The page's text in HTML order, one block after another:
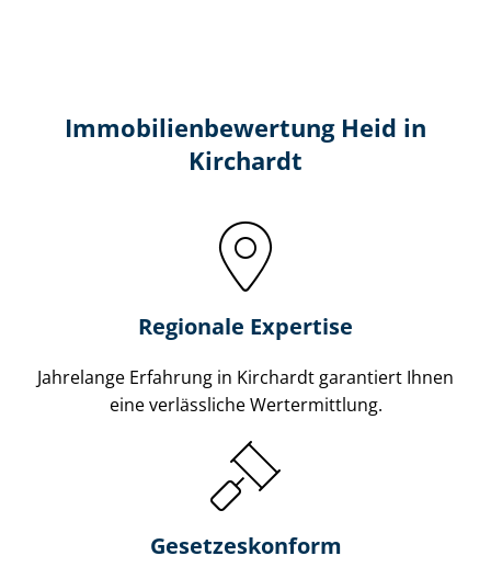
Immobilien­bewertung Heid in
Kirchardt
Regionale Expertise
Jahrelange Erfahrung in Kirchardt garantiert Ihnen
eine verlässliche Wertermittlung.
Gesetzes­konform